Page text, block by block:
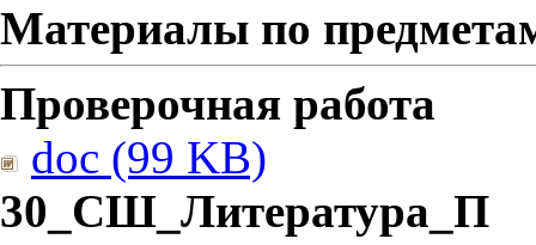
Материалы по
Проверочная работа
doc (99 KB)
30_СШ_Литература_П